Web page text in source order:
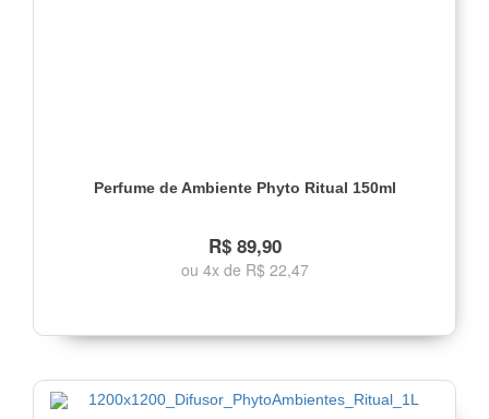
Perfume de Ambiente Phyto Ritual 150ml
R$ 89,90
ou 4x de R$ 22,47